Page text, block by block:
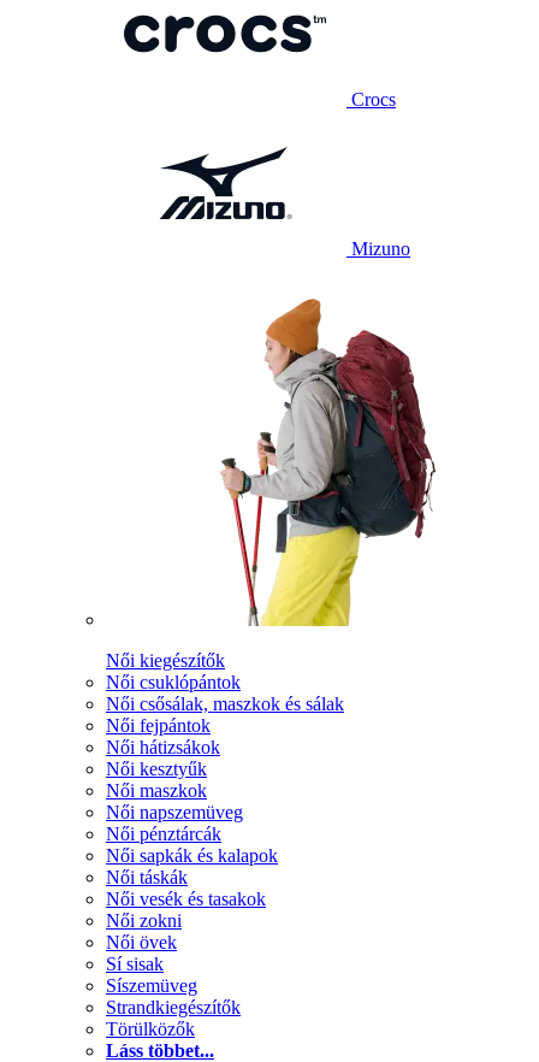
Crocs
Mizuno
Női kiegészítők
Női csuklópántok
Női csősálak, maszkok és sálak
Női fejpántok
Női hátizsákok
Női kesztyűk
Női maszkok
Női napszemüveg
Női pénztárcák
Női sapkák és kalapok
Női táskák
Női vesék és tasakok
Női zokni
Női övek
Sí sisak
Síszemüveg
Strandkiegészítők
Törülközők
Láss többet...